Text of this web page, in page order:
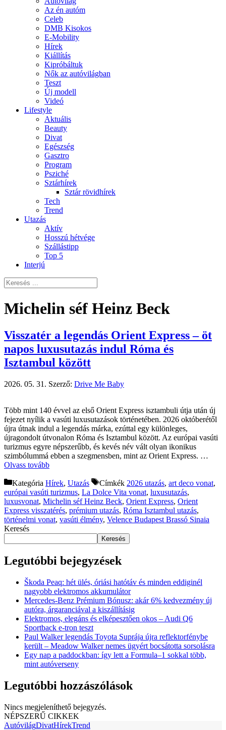
Az én autóm
Celeb
DMB Kisokos
E-Mobility
Hírek
Kiállítás
Kipróbáltuk
Nők az autóvilágban
Teszt
Új modell
Videó
Lifestyle
Aktuális
Beauty
Divat
Egészség
Gasztro
Program
Psziché
Sztárhírek
Sztár rövidhírek
Tech
Trend
Utazás
Aktív
Hosszú hétvége
Szállástipp
Top 5
Interjú
Michelin séf Heinz Beck
Visszatér a legendás Orient Express – öt
napos luxusutazás indul Róma és
Isztambul között
2026. 05. 31. Szerző: Drive Me Baby
Több mint 140 évvel az első Orient Express isztambuli útja után új
fejezet nyílik a vasúti luxusutazások történetében. 2026 októberétől
újra útnak indul a legendás márka, ezúttal egy különleges,
újragondolt útvonalon Róma és Isztambul között. Az európai vasúti
turizmus egyre népszerűbb, és kevés név vált olyan ikonikus
szimbólummá ebben a szegmensben, mint az Orient Express. …
Olvass tovább
Kategória Hírek, Utazás Címkék 2026 utazás, art deco vonat,
európai vasúti turizmus, La Dolce Vita vonat, luxusutazás,
luxusvonat, Michelin séf Heinz Beck, Orient Express, Orient
Express visszatérés, prémium utazás, Róma Isztambul utazás,
történelmi vonat, vasúti élmény, Velence Budapest Brassó Sinaia
Keresés
Keresés
Legutóbbi bejegyzések
Škoda Peaq: hét ülés, óriási hatótáv és minden eddiginél
nagyobb elektromos akkumulátor
Mercedes-Benz Prémium Bónusz: akár 6% kedvezmény új
autóra, árgaranciával a kiszállításig
Elektromos, elegáns és elképesztően okos – Audi Q6
Sportback e-tron teszt
Paul Walker legendás Toyota Suprája újra reflektorfénybe
került – Meadow Walker nemes ügyért bocsátotta sorsolásra
Egy nap a paddockban: így lett a Formula–1 sokkal több,
mint autóverseny
Legutóbbi hozzászólások
Nincs megjeleníthető bejegyzés.
NÉPSZERŰ CIKKEK
AutóvilágDivatHírekTrend